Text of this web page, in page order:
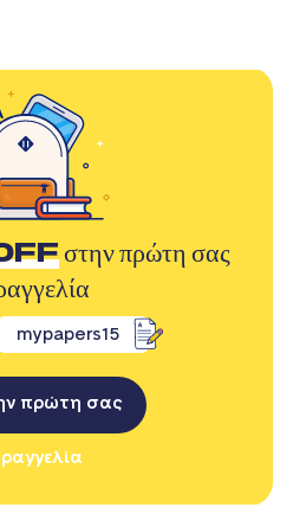
στην πρώτη σας
mypapers15
πρώτη σας